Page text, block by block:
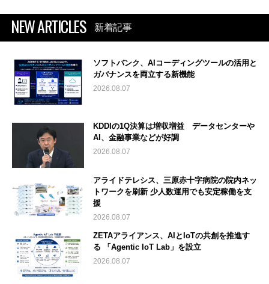
NEW ARTICLES 新着記事
ソフトバンク、AIコーディングツールの活用と
ガバナンスを両立する新機能
2026.08.07
KDDIの1Q決算は増収増益 データセンターや
AI、金融事業などが好調
2026.08.07
アライドテレシス、三原赤十字病院の院内ネッ
トワークを刷新 少人数運用でも安定稼働を支
援
2026.08.07
ZETAアライアンス、AIとIoTの共創を推進す
る 「Agentic IoT Lab」を設立
2026.08.07